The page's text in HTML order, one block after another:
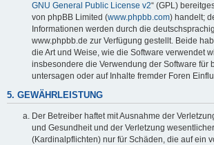
GNU General Public License v2“ (GPL)
von phpBB Limited (www.phpbb.com) handelt;
Informationen werden durch die
www.phpbb.de zur Verfügung gestellt. Beide
die Art und Weise, wie die Software verwendet
insbesondere die Verwendung der Software für
untersagen oder auf Inhalte fremder Foren
5. GEWÄHRLEISTUNG
Der Betreiber haftet mit Ausnahme der
und Gesundheit und der Verletzung
(Kardinalpflichten) nur für Schäden, die auf ein